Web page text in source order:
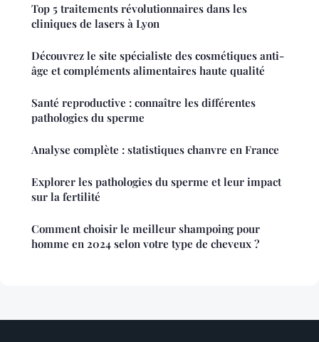
Top 5 traitements révolutionnaires dans les
cliniques de lasers à Lyon
Découvrez le site spécialiste des cosmétiques anti-
âge et compléments alimentaires haute qualité
Santé reproductive : connaître les différentes
pathologies du sperme
Analyse complète : statistiques chanvre en France
Explorer les pathologies du sperme et leur impact
sur la fertilité
Comment choisir le meilleur shampoing pour
homme en 2024 selon votre type de cheveux ?